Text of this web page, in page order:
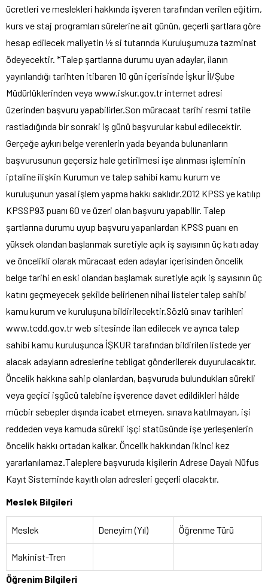
ücretleri ve meslekleri hakkında işveren tarafından verilen eğitim,
kurs ve staj programları sürelerine ait günün, geçerli şartlara göre
hesap edilecek maliyetin ½ si tutarında Kuruluşumuza tazminat
ödeyecektir. *Talep şartlarına durumu uyan adaylar, ilanın
yayınlandığı tarihten itibaren 10 gün içerisinde İşkur İl/Şube
Müdürlüklerinden veya www.iskur.gov.tr internet adresi
üzerinden başvuru yapabilirler.Son müracaat tarihi resmi tatile
rastladığında bir sonraki iş günü başvurular kabul edilecektir.
Gerçeğe aykırı belge verenlerin yada beyanda bulunanların
başvurusunun geçersiz hale getirilmesi işe alınması işleminin
iptaline ilişkin Kurumun ve talep sahibi kamu kurum ve
kuruluşunun yasal işlem yapma hakkı saklıdır.2012 KPSS ye katılıp
KPSSP93 puanı 60 ve üzeri olan başvuru yapabilir. Talep
şartlarına durumu uyup başvuru yapanlardan KPSS puanı en
yüksek olandan başlanmak suretiyle açık iş sayısının üç katı aday
ve öncelikli olarak müracaat eden adaylar içerisinden öncelik
belge tarihi en eski olandan başlamak suretiyle açık iş sayısının üç
katını geçmeyecek şekilde belirlenen nihai listeler talep sahibi
kamu kurum ve kuruluşuna bildirilecektir.Sözlü sınav tarihleri
www.tcdd.gov.tr web sitesinde ilan edilecek ve ayrıca talep
sahibi kamu kuruluşunca İŞKUR tarafından bildirilen listede yer
alacak adayların adreslerine tebligat gönderilerek duyurulacaktır.
Öncelik hakkına sahip olanlardan, başvuruda bulundukları sürekli
veya geçici işgücü talebine işverence davet edildikleri hâlde
mücbir sebepler dışında icabet etmeyen, sınava katılmayan, işi
reddeden veya kamuda sürekli işçi statüsünde işe yerleşenlerin
öncelik hakkı ortadan kalkar. Öncelik hakkından ikinci kez
yararlanılamaz.Taleplere başvuruda kişilerin Adrese Dayalı Nüfus
Kayıt Sisteminde kayıtlı olan adresleri geçerli olacaktır.
Meslek Bilgileri
Meslek Deneyim (Yıl) Öğrenme Türü
Makinist-Tren
Öğrenim Bilgileri